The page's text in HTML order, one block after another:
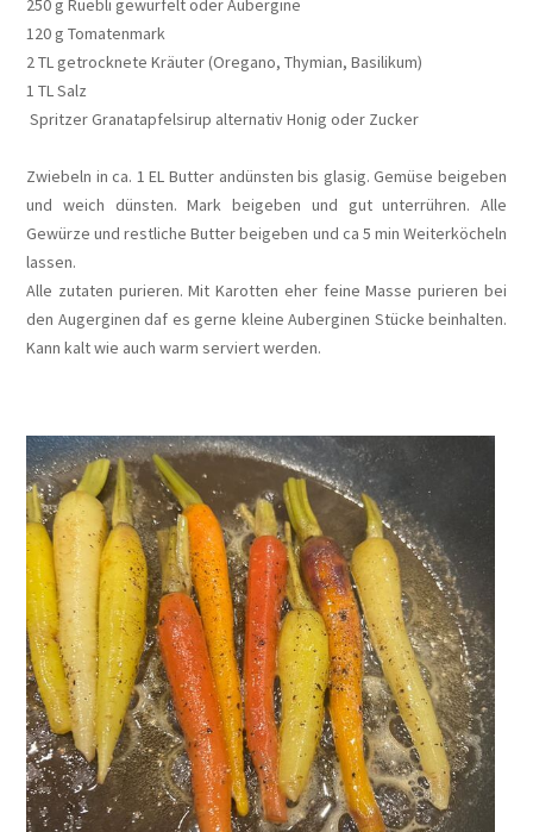
250 g Rüebli gewürfelt oder Aubergine
120 g Tomatenmark
2 TL getrocknete Kräuter (Oregano, Thymian, Basilikum)
1 TL Salz
Spritzer Granatapfelsirup alternativ Honig oder Zucker
Zwiebeln in ca. 1 EL Butter andünsten bis glasig. Gemüse beigeben
und weich dünsten. Mark beigeben und gut unterrühren. Alle
Gewürze und restliche Butter beigeben und ca 5 min Weiterköcheln
lassen.
Alle zutaten purieren. Mit Karotten eher feine Masse purieren bei
den Augerginen daf es gerne kleine Auberginen Stücke beinhalten.
Kann kalt wie auch warm serviert werden.